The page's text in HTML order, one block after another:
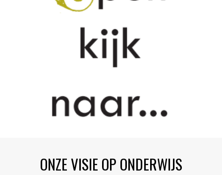
ONZE VISIE OP ONDERWIJS